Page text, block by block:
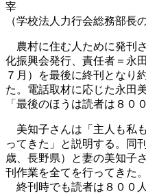
宰
（学校法人力行会総務部長
農村に住む人ために発刊
化振興会発行、責任者＝永
７月）を最後に終刊となり
た。電話取材に応じた永田
「最後のほうは読者は８０
美知子さんは「主人も私
ってきた」と説明する。同
歳、長野県）と妻の美知子
刊作業を全てを行ってきた。
終刊時でも読者は８００